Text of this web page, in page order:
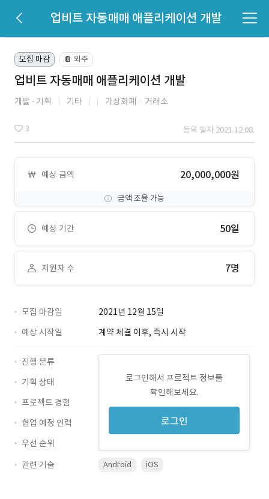
업비트 자동매매 애플리케이션 개발
모집 마감 📔 외주
업비트 자동매매 애플리케이션 개발
개발 기획 기타 가상화폐ㆍ거래소
3 등록 일자 2021.12.08.
예상 금액 20,000,000원
금액 조율 가능
예상 기간 50일
지원자 수 7명
모집 마감일
2021년 12월 15일
예상 시작일
계약 체결 이후, 즉시 시작
로그인해서 프로젝트 정보를
확인해보세요.
로그인
진행 분류
기획 상태
프로젝트 경험
협업 예정 인력
우선 순위
관련 기술
Android iOS